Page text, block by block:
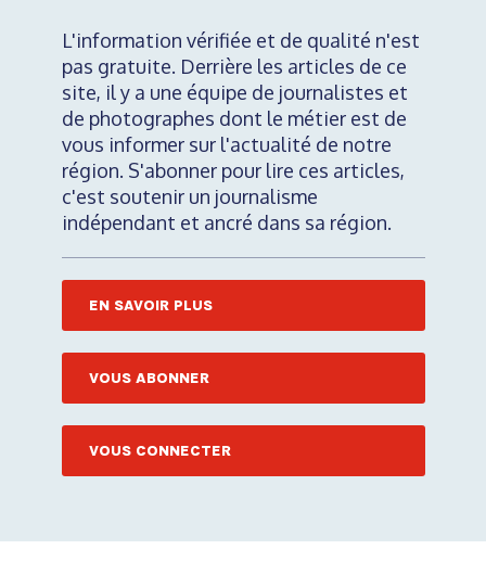
L'information vérifiée et de qualité n'est
pas gratuite. Derrière les articles de ce
site, il y a une équipe de journalistes et
de photographes dont le métier est de
vous informer sur l'actualité de notre
région. S'abonner pour lire ces articles,
c'est soutenir un journalisme
indépendant et ancré dans sa région.
EN SAVOIR PLUS
VOUS ABONNER
VOUS CONNECTER